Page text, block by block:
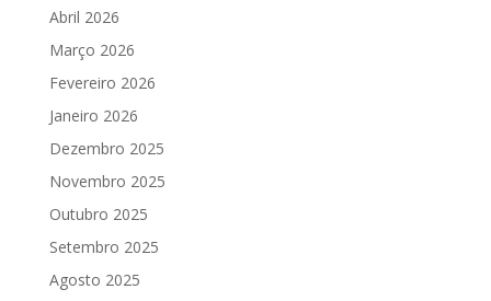
Abril 2026
Março 2026
Fevereiro 2026
Janeiro 2026
Dezembro 2025
Novembro 2025
Outubro 2025
Setembro 2025
Agosto 2025